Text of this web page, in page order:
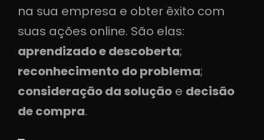
na sua empresa e obter êxito com
suas ações online. São elas:
aprendizado e descoberta;
reconhecimento do problema;
consideração da solução e decisão
de compra.